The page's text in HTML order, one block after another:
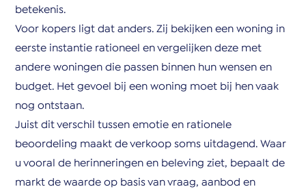
betekenis.
Voor kopers ligt dat anders. Zij bekijken een woning in
eerste instantie rationeel en vergelijken deze met
andere woningen die passen binnen hun wensen en
budget. Het gevoel bij een woning moet bij hen vaak
nog ontstaan.
Juist dit verschil tussen emotie en rationele
beoordeling maakt de verkoop soms uitdagend. Waar
u vooral de herinneringen en beleving ziet, bepaalt de
markt de waarde op basis van vraag, aanbod en